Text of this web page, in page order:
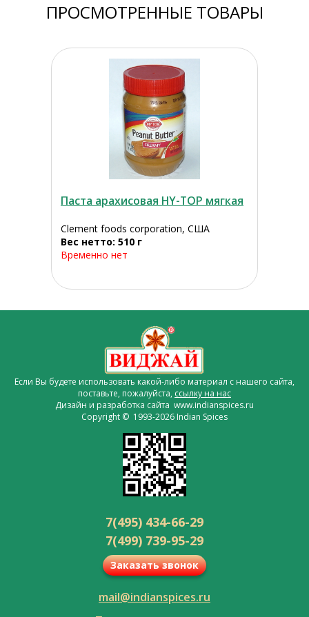
ПРОСМОТРЕННЫЕ ТОВАРЫ
Паста арахисовая HY-TOP мягкая
Clement foods corporation, США
Вес нетто: 510 г
Временно нет
Если Вы будете использовать какой-либо материал с нашего сайта,
поставьте, пожалуйста, ссылку на нас
Дизайн и разработка сайта www.indianspices.ru
Copyright © 1993-2026 Indian Spices
7(495) 434-66-29
7(499) 739-95-29
Заказать звонок
mail@indianspices.ru